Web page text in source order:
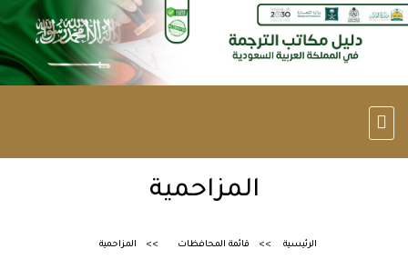
المزاحمية
الرئيسية قائمة المحافظات المزاحمية